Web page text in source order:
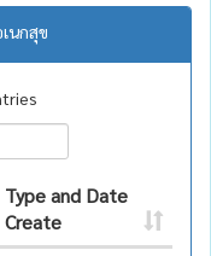
นกสุข
Type and Date
Create